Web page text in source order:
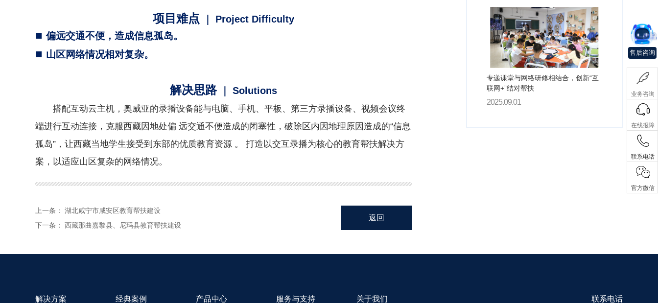
项目难点 ｜ Project Difficulty
■偏远交通不便，造成信息孤岛。
■ 山区网络情况相对复杂。
解决思路｜Solutions
搭配互动云主机，奥威亚的录播设备能与电脑、手机、平板、第三方录播设备、视频会议终
端进行互动连接，克服西藏因地处偏 远交通不便造成的闭塞性，破除区内因地理原因造成的“信息
孤岛”，让西藏当地学生接受到东部的优质教育资源 。 打造以交互录播为核心的教育帮扶解决方
案，以适应山区复杂的网络情况。
上一条：
湖北咸宁市咸安区教育帮扶建设
下一条：
西藏那曲嘉黎县、尼玛县教育帮扶建设
返回
专递课堂与网络研修相结合，创新“互
联网+”结对帮扶
2025.09.01
解决方案 经典案例 产品中心 服务与支持 关于我们 联系电话
售后咨询
业务咨询
在线报障
联系电话
官方微信